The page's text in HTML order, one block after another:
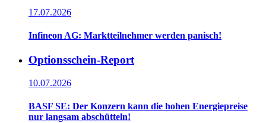
17.07.2026
Infineon AG: Marktteilnehmer werden panisch!
Optionsschein-Report
10.07.2026
BASF SE: Der Konzern kann die hohen Energiepreise
nur langsam abschütteln!